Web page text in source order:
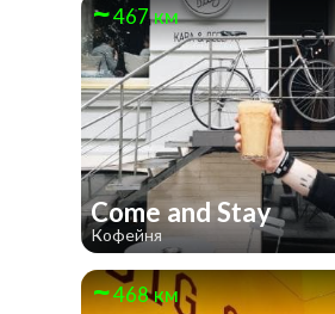
467 км
Come and Stay
Кофейня
468 км